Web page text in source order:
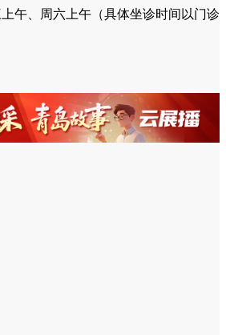
午、周六上午（具体坐诊时间以门诊